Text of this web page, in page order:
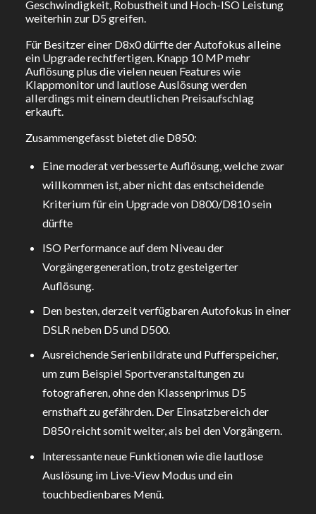
Geschwindigkeit, Robustheit und Hoch-ISO Leistung
weiterhin zur D5 greifen.
Für Besitzer einer D8x0 dürfte der Autofokus alleine
ein Upgrade rechtfertigen. Knapp 10 MP mehr
Auflösung plus die vielen neuen Features wie
Klappmonitor und lautlose Auslösung werden
allerdings mit einem deutlichen Preisaufschlag
erkauft.
Zusammengefasst bietet die D850:
Eine moderat verbesserte Auflösung, welche zwar
willkommen ist, aber nicht das entscheidende
Kriterium für ein Upgrade von D800/D810 sein
dürfte
ISO Performance auf dem Niveau der
Vorgängergeneration, trotz gesteigerter
Auflösung.
Den besten, derzeit verfügbaren Autofokus in einer
DSLR neben D5 und D500.
Ausreichende Serienbildrate und Pufferspeicher,
um zum Beispiel Sportveranstaltungen zu
fotografieren, ohne den Klassenprimus D5
ernsthaft zu gefährden. Der Einsatzbereich der
D850 reicht somit weiter, als bei den Vorgängern.
Interessante neue Funktionen wie die lautlose
Auslösung im Live-View Modus und ein
touchbedienbares Menü.